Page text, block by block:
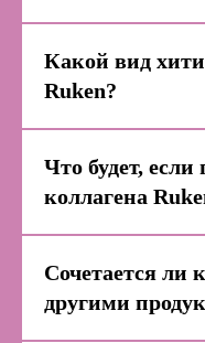
Какой вид
Ruken?
Что будет,
коллагена
Сочетается ли
другими